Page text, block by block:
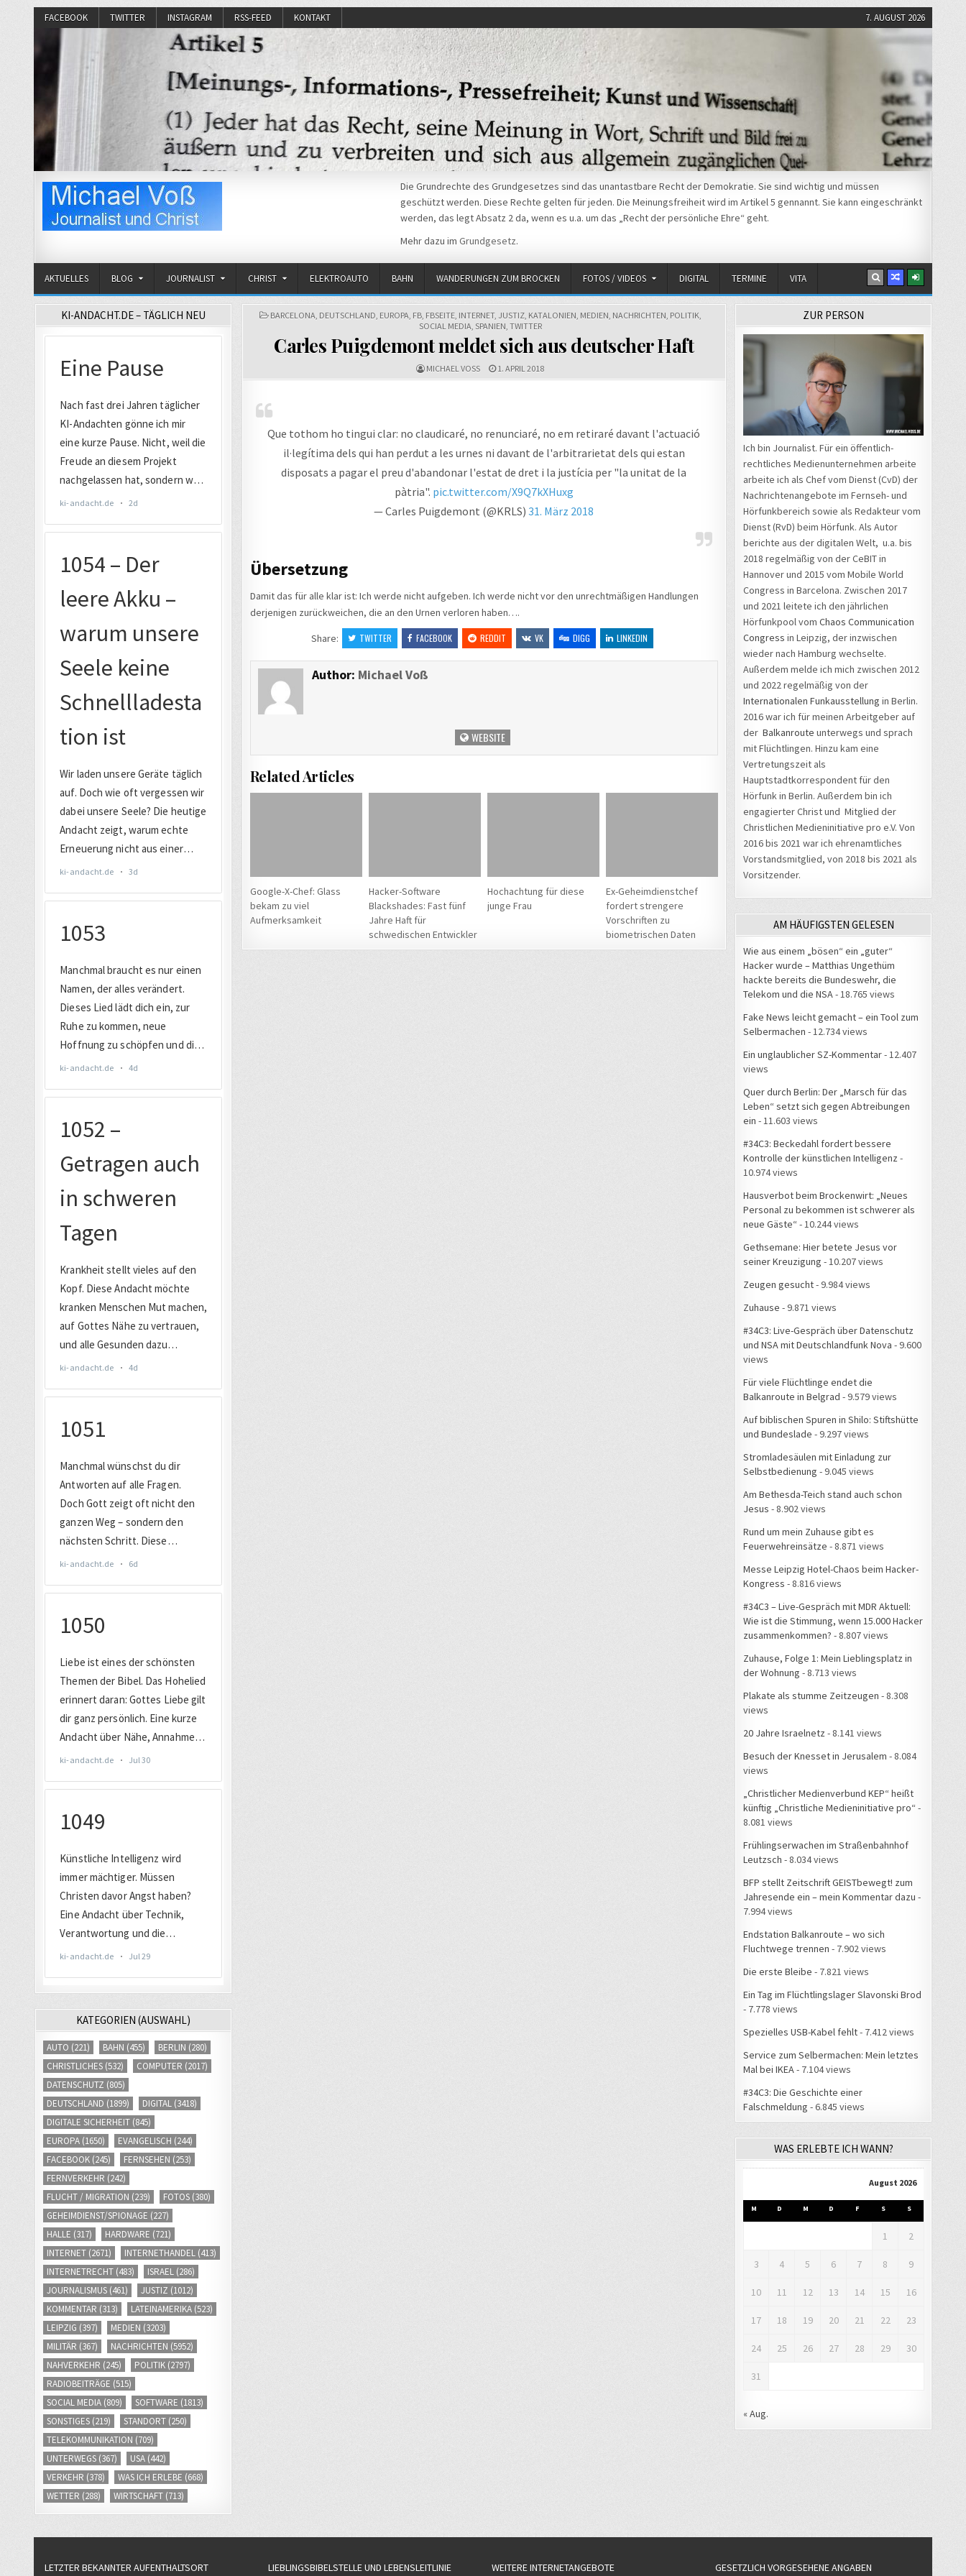
FACEBOOK TWITTER INSTAGRAM RSS-FEED KONTAKT 7. AUGUST 2026
Die Grundrechte des Grundgesetzes sind das unantastbare Recht der Demokratie. Sie sind wichtig und müssen
geschützt werden. Diese Rechte gelten für jeden. Die Meinungsfreiheit wird im Artikel 5 gennannt. Sie kann eingeschränkt
werden, das legt Absatz 2 da, wenn es u.a. um das „Recht der persönliche Ehre“ geht.
Mehr dazu im Grundgesetz.
AKTUELLES BLOG JOURNALIST CHRIST ELEKTROAUTO BAHN WANDERUNGEN ZUM BROCKEN FOTOS / VIDEOS DIGITAL TERMINE VITA
POSTED
BARCELONA DEUTSCHLAND EUROPA FB, FBSEITE, INTERNET, JUSTIZ, KATALONIEN MEDIEN NACHRICHTEN POLITIK
SOCIAL MEDIA SPANIEN TWITTER
Carles Puigdemont meldet sich aus deutscher Haft
MICHAEL VOSS 1. APRIL 2018
Que tothom ho tingui clar: no claudicaré, no renunciaré, no em retiraré davant l'actuació
il·legítima dels qui han perdut a les urnes ni davant de l'arbitrarietat dels qui estan
disposats a pagar el preu d'abandonar l'estat de dret i la justícia per "la unitat de la
pàtria". pic.twitter.com/X9Q7kXHuxg
— Carles Puigdemont (@KRLS)31. März 2018
Übersetzung
Damit das für alle klar ist: Ich werde nicht aufgeben. Ich werde nicht vor den unrechtmäßigen Handlungen
derjenigen zurückweichen, die an den Urnen verloren haben….
Share:
TWITTER FACEBOOK REDDIT VK DIGG LINKEDIN
Author: Michael Voß
WEBSITE
Related Articles
Google-X-Chef: Glass
bekam zu viel
Aufmerksamkeit
Hacker-Software
Blackshades: Fast fünf
Jahre Haft für
schwedischen Entwickler
Hochachtung für diese
junge Frau
Ex-Geheimdienstchef
fordert strengere
Vorschriften zu
biometrischen Daten
Beitragsnavigation
„Wir wollen
Weltmeister
URL-
Shortener
KI-ANDACHT.DE – TÄGLICH NEU
KATEGORIEN (AUSWAHL)
AUTO (221) BAHN (455) BERLIN (280)
CHRISTLICHES (532) COMPUTER (2017)
DATENSCHUTZ (805)
DEUTSCHLAND (1899) DIGITAL (3418)
DIGITALE SICHERHEIT (845)
EUROPA (1650) EVANGELISCH (244)
FACEBOOK (245) FERNSEHEN (253)
FERNVERKEHR (242)
FLUCHT / MIGRATION (239) FOTOS (380)
GEHEIMDIENST/SPIONAGE (227)
HALLE (317) HARDWARE (721)
INTERNET (2671) INTERNETHANDEL (413)
INTERNETRECHT (483) ISRAEL (286)
JOURNALISMUS (461) JUSTIZ (1012)
KOMMENTAR (313) LATEINAMERIKA (523)
LEIPZIG (397) MEDIEN (3203)
MILITÄR (367) NACHRICHTEN (5952)
NAHVERKEHR (245) POLITIK (2797)
RADIOBEITRÄGE (515)
SOCIAL MEDIA (809) SOFTWARE (1813)
SONSTIGES (219) STANDORT (250)
TELEKOMMUNIKATION (709)
UNTERWEGS (367) USA (442)
VERKEHR (378) WAS ICH ERLEBE (668)
WETTER (288) WIRTSCHAFT (713)
ZUR PERSON
Ich bin Journalist. Für ein öffentlich-
rechtliches Medienunternehmen arbeite
arbeite ich als Chef vom Dienst (CvD) der
Nachrichtenangebote im Fernseh- und
Hörfunkbereich sowie als Redakteur vom
Dienst (RvD) beim Hörfunk. Als Autor
berichte aus der digitalen Welt, u.a. bis
2018 regelmäßig von der CeBIT in
Hannover und 2015 vom Mobile World
Congress in Barcelona. Zwischen 2017
und 2021 leitete ich den jährlichen
Hörfunkpool vom Chaos Communication
Congress in Leipzig, der inzwischen
wieder nach Hamburg wechselte.
Außerdem melde ich mich zwischen 2012
und 2022 regelmäßig von der
Internationalen Funkausstellung in Berlin.
2016 war ich für meinen Arbeitgeber auf
der Balkanroute unterwegs und sprach
mit Flüchtlingen. Hinzu kam eine
Vertretungszeit als
Hauptstadtkorrespondent für den
Hörfunk in Berlin. Außerdem bin ich
engagierter Christ und Mitglied der
Christlichen Medieninitiative pro e.V. Von
2016 bis 2021 war ich ehrenamtliches
Vorstandsmitglied, von 2018 bis 2021 als
Vorsitzender.
AM HÄUFIGSTEN GELESEN
Wie aus einem „bösen“ ein „guter“
Hacker wurde – Matthias Ungethüm
hackte bereits die Bundeswehr, die
Telekom und die NSA - 18.765 views
Fake News leicht gemacht – ein Tool zum
Selbermachen - 12.734 views
Ein unglaublicher SZ-Kommentar- 12.407
views
Quer durch Berlin: Der „Marsch für das
Leben“ setzt sich gegen Abtreibungen
ein - 11.603 views
#34C3: Beckedahl fordert bessere
Kontrolle der künstlichen Intelligenz -
10.974 views
Hausverbot beim Brockenwirt: „Neues
Personal zu bekommen ist schwerer als
neue Gäste“ - 10.244 views
Gethsemane: Hier betete Jesus vor
seiner Kreuzigung - 10.207 views
Zeugen gesucht- 9.984 views
Zuhause - 9.871 views
#34C3: Live-Gespräch über Datenschutz
und NSA mit Deutschlandfunk Nova - 9.600
views
Für viele Flüchtlinge endet die
Balkanroute in Belgrad - 9.579 views
Auf biblischen Spuren in Shilo: Stiftshütte
und Bundeslade - 9.297 views
Stromladesäulen mit Einladung zur
Selbstbedienung - 9.045 views
Am Bethesda-Teich stand auch schon
Jesus - 8.902 views
Rund um mein Zuhause gibt es
Feuerwehreinsätze - 8.871 views
Messe Leipzig Hotel-Chaos beim Hacker-
Kongress - 8.816 views
#34C3 – Live-Gespräch mit MDR Aktuell:
Wie ist die Stimmung, wenn 15.000 Hacker
zusammenkommen? - 8.807 views
Zuhause, Folge 1: Mein Lieblingsplatz in
der Wohnung - 8.713 views
Plakate als stumme Zeitzeugen - 8.308
views
20 Jahre Israelnetz - 8.141 views
Besuch der Knesset in Jerusalem - 8.084
views
„Christlicher Medienverbund KEP“ heißt
künftig „Christliche Medieninitiative pro“ -
8.081 views
Frühlingserwachen im Straßenbahnhof
Leutzsch - 8.034 views
BFP stellt Zeitschrift GEISTbewegt! zum
Jahresende ein – mein Kommentar dazu -
7.994 views
Endstation Balkanroute – wo sich
Fluchtwege trennen - 7.902 views
Die erste Bleibe - 7.821 views
Ein Tag im Flüchtlingslager Slavonski Brod
- 7.778 views
Spezielles USB-Kabel fehlt- 7.412 views
Service zum Selbermachen: Mein letztes
Mal bei IKEA - 7.104 views
#34C3: Die Geschichte einer
Falschmeldung - 6.845 views
WAS ERLEBTE ICH WANN?
August 2026
M D M D F S S
1 2
3 4 5 6 7 8 9
10 11 12 13 14 15 16
17 18 19 20 21 22 23
24 25 26 27 28 29 30
31
« Aug.
LETZTER BEKANNTER AUFENTHALTSORT LIEBLINGSBIBELSTELLE UND LEBENSLEITLINIE WEITERE INTERNETANGEBOTE GESETZLICH VORGESEHENE ANGABEN